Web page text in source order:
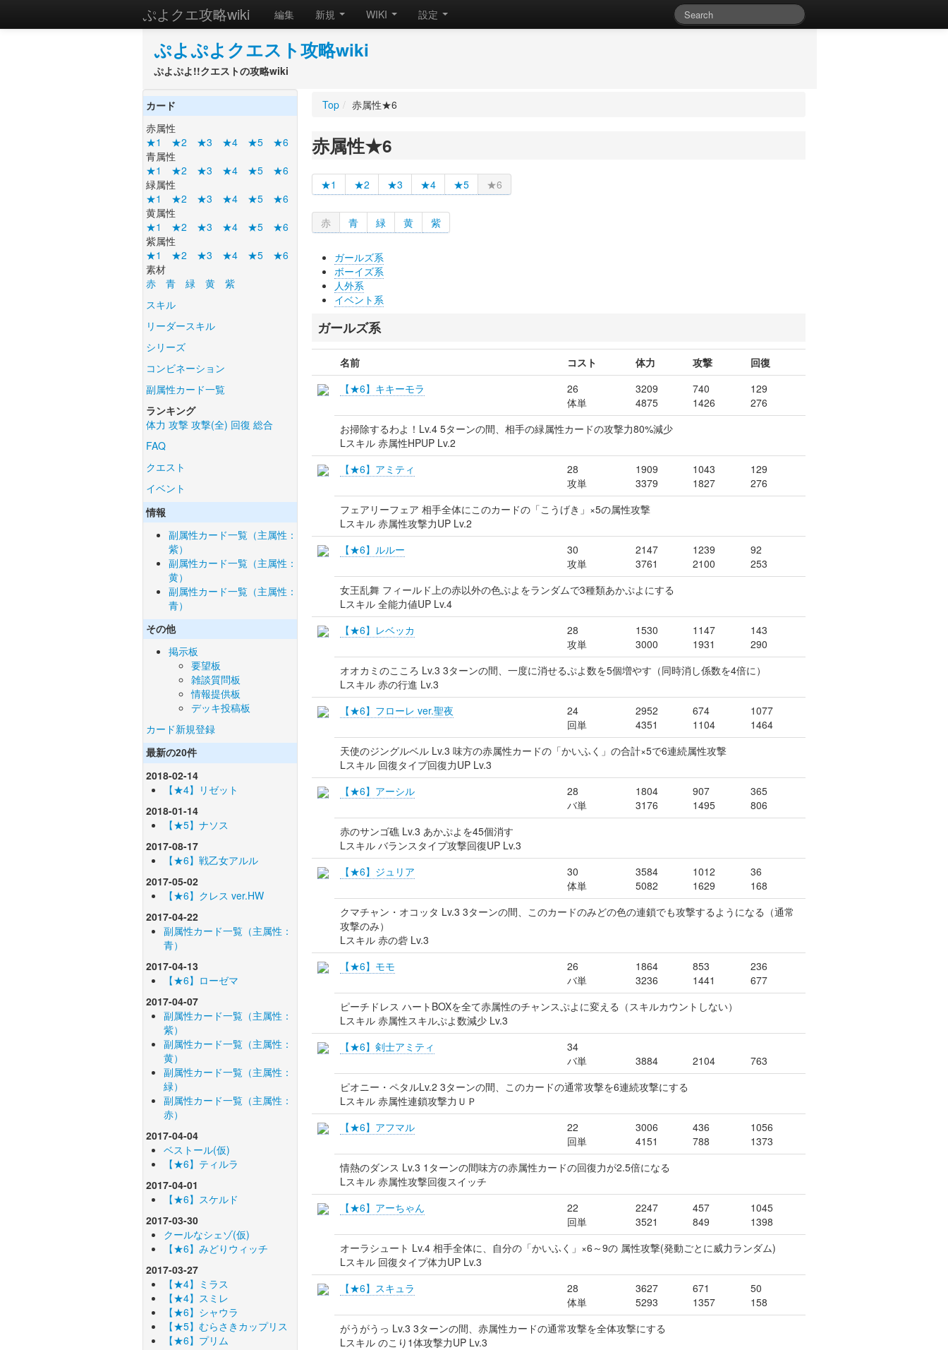
ぷよクエ攻略wiki 編集 新規 WIKI 設定
ぷよぷよクエスト攻略wiki
ぷよぷよ!!クエストの攻略wiki
カード
赤属性
★1
★2 ★3 ★4 ★5
★6
青属性
★1
★2 ★3 ★4 ★5
★6
緑属性
★1
★2 ★3 ★4 ★5
★6
黄属性
★1
★2 ★3 ★4 ★5
★6
紫属性
★1
★2 ★3 ★4 ★5
★6
素材
赤
青 緑 黄
紫
スキル
リーダースキル
シリーズ
コンビネーション
副属性カード一覧
ランキング
体力 攻撃 攻撃(全) 回復 総合
FAQ
クエスト
イベント
情報
副属性カード一覧（主属性：
紫）
副属性カード一覧（主属性：
黄）
副属性カード一覧（主属性：
青）
その他
掲示板
要望板
雑談質問板
情報提供板
デッキ投稿板
カード新規登録
最新の20件
2018-02-14
【★4】リゼット
2018-01-14
【★5】ナソス
2017-08-17
【★6】戦乙女アルル
2017-05-02
【★6】クレス ver.HW
2017-04-22
副属性カード一覧（主属性：
青）
2017-04-13
【★6】ローゼマ
2017-04-07
副属性カード一覧（主属性：
紫）
副属性カード一覧（主属性：
黄）
副属性カード一覧（主属性：
緑）
副属性カード一覧（主属性：
赤）
2017-04-04
ベストール(仮)
【★6】ティルラ
2017-04-01
【★6】スケルド
2017-03-30
クールなシェゾ(仮)
【★6】みどりウィッチ
2017-03-27
【★4】ミラス
【★4】スミレ
【★6】シャウラ
【★5】むらさきカップリス
【★6】プリム
Top / 赤属性★6
赤属性★6
★1 ★2 ★3 ★4 ★5 ★6
赤 青 緑 黄 紫
ガールズ系
ボーイズ系
人外系
イベント系
ガールズ系
名前 コスト 体力 攻撃
回復
【★6】キキーモラ
26
体単
3209
4875
740
1426
129
276
お掃除するわよ！Lv.4 5ターンの間、相手の緑属性カードの攻撃力80%減少
Lスキル 赤属性HPUP Lv.2
【★6】アミティ
28
攻単
1909
3379
1043
1827
129
276
フェアリーフェア 相手全体にこのカードの「こうげき」×5の属性攻撃
Lスキル 赤属性攻撃力UP Lv.2
【★6】ルルー
30
攻単
2147
3761
1239
2100
92
253
女王乱舞 フィールド上の赤以外の色ぷよをランダムで3種類あかぷよにする
Lスキル 全能力値UP Lv.4
【★6】レベッカ
28
攻単
1530
3000
1147
1931
143
290
オオカミのこころ Lv.3 3ターンの間、一度に消せるぷよ数を5個増やす（同時消し係数を4倍に）
Lスキル 赤の行進 Lv.3
【★6】フローレ ver.聖夜
24
回単
2952
4351
674
1104
1077
1464
天使のジングルベル Lv.3 味方の赤属性カードの「かいふく」の合計×5で6連続属性攻撃
Lスキル 回復タイプ回復力UP Lv.3
【★6】アーシル
28
バ単
1804
3176
907
1495
365
806
赤のサンゴ礁 Lv.3 あかぷよを45個消す
Lスキル バランスタイプ攻撃回復UP Lv.3
【★6】ジュリア
30
体単
3584
5082
1012
1629
36
168
クマチャン・オコッタ Lv.3 3ターンの間、このカードのみどの色の連鎖でも攻撃するようになる（通常
攻撃のみ）
Lスキル 赤の砦 Lv.3
【★6】モモ
26
バ単
1864
3236
853
1441
236
677
ピーチドレス ハートBOXを全て赤属性のチャンスぷよに変える（スキルカウントしない）
Lスキル 赤属性スキルぷよ数減少 Lv.3
【★6】剣士アミティ
34
バ単
3884 2104
763
ピオニー・ペタルLv.2 3ターンの間、このカードの通常攻撃を6連続攻撃にする
Lスキル 赤属性連鎖攻撃力ＵＰ
【★6】アフマル
22
回単
3006
4151
436
788
1056
1373
情熱のダンス Lv.3 1ターンの間味方の赤属性カードの回復力が2.5倍になる
Lスキル 赤属性攻撃回復スイッチ
【★6】アーちゃん
22
回単
2247
3521
457
849
1045
1398
オーラシュート Lv.4 相手全体に、自分の「かいふく」×6～9の 属性攻撃(発動ごとに威力ランダム)
Lスキル 回復タイプ体力UP Lv.3
【★6】スキュラ
28
体単
3627
5293
671
1357
50
158
がうがうっ Lv.3 3ターンの間、赤属性カードの通常攻撃を全体攻撃にする
Lスキル のこり1体攻撃力UP Lv.3